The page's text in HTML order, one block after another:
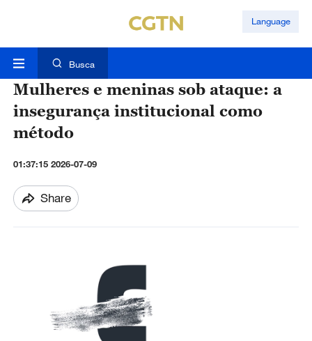
Language
Busca
Mulheres e meninas sob ataque: a
insegurança institucional como
método
01:37:15 2026-07-09
Share